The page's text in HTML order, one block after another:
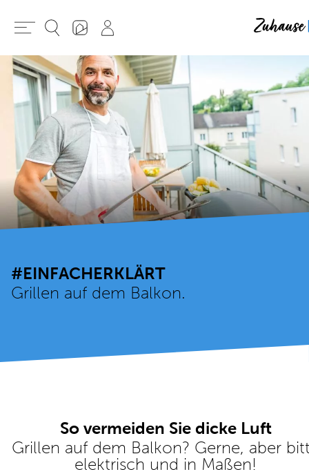
#EINFACHERKLÄRT
Grillen auf dem Balkon.
So vermeiden Sie dicke Luft
Grillen auf dem Balkon? Gerne, aber
elektrisch und in Maßen!